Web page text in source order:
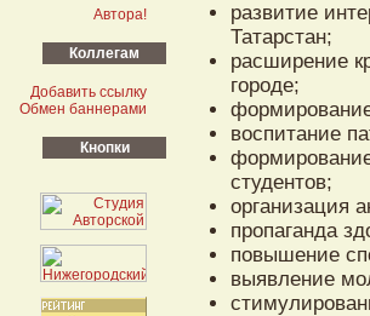
Автора!
Коллегам
Добавить ссылку
Обмен баннерами
Кнопки
развитие
Татарстан;
расширение
городе;
воспитание
студентов;
организация
пропаганда
повышение
выявление